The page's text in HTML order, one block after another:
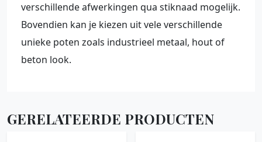
verschillende afwerkingen qua stiknaad mogelijk.
Bovendien kan je kiezen uit vele verschillende
unieke poten zoals industrieel metaal, hout of
beton look.
GERELATEERDE PRODUCTEN